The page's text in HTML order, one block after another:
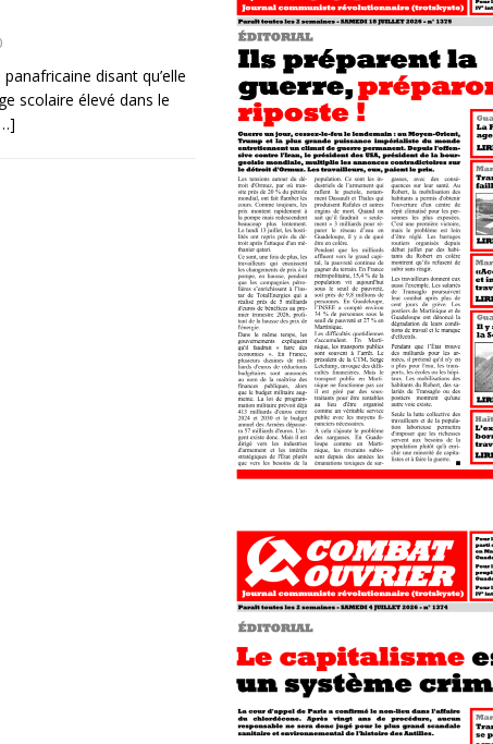
disant qu’elle
scolaire élevé dans le